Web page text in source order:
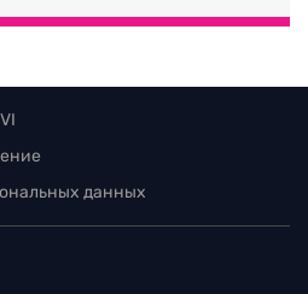
данных